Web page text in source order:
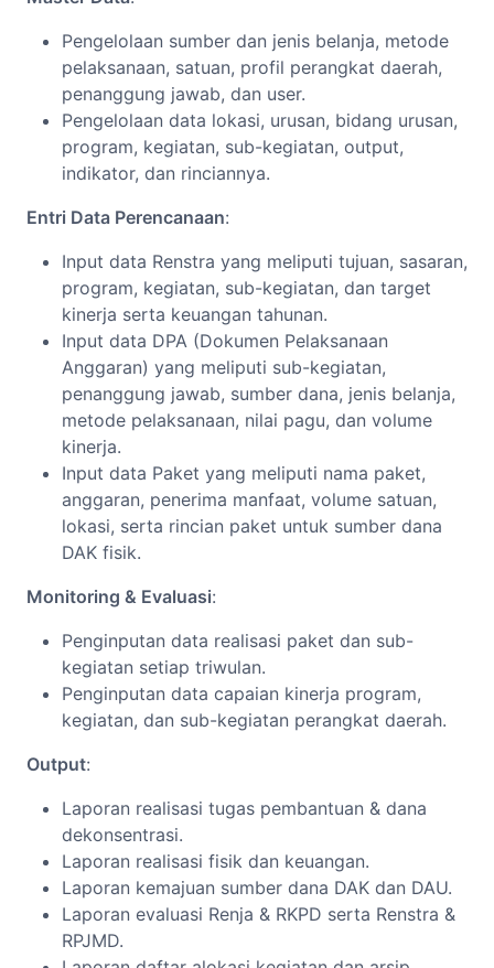
Pengelolaan sumber dan jenis belanja, metode
pelaksanaan, satuan, profil perangkat daerah,
penanggung jawab, dan user.
Pengelolaan data lokasi, urusan, bidang urusan,
program, kegiatan, sub-kegiatan, output,
indikator, dan rinciannya.
Entri Data Perencanaan:
Input data Renstra yang meliputi tujuan, sasaran,
program, kegiatan, sub-kegiatan, dan target
kinerja serta keuangan tahunan.
Input data DPA (Dokumen Pelaksanaan
Anggaran) yang meliputi sub-kegiatan,
penanggung jawab, sumber dana, jenis belanja,
metode pelaksanaan, nilai pagu, dan volume
kinerja.
Input data Paket yang meliputi nama paket,
anggaran, penerima manfaat, volume satuan,
lokasi, serta rincian paket untuk sumber dana
DAK fisik.
Monitoring & Evaluasi:
Penginputan data realisasi paket dan sub-
kegiatan setiap triwulan.
Penginputan data capaian kinerja program,
kegiatan, dan sub-kegiatan perangkat daerah.
Output:
Laporan realisasi tugas pembantuan & dana
dekonsentrasi.
Laporan realisasi fisik dan keuangan.
Laporan kemajuan sumber dana DAK dan DAU.
Laporan evaluasi Renja & RKPD serta Renstra &
RPJMD.